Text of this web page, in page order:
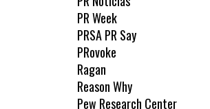
PR Week
PRSA PR Say
PRovoke
Ragan
Reason Why
Pew Research Center